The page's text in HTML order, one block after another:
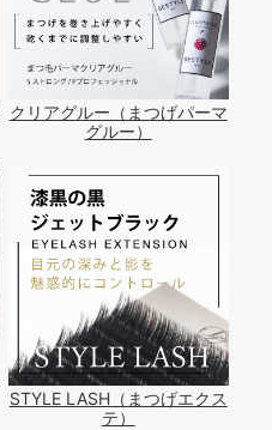
クリアグルー（まつげパーマ
グルー）
STYLE LASH（まつげエクス
テ）